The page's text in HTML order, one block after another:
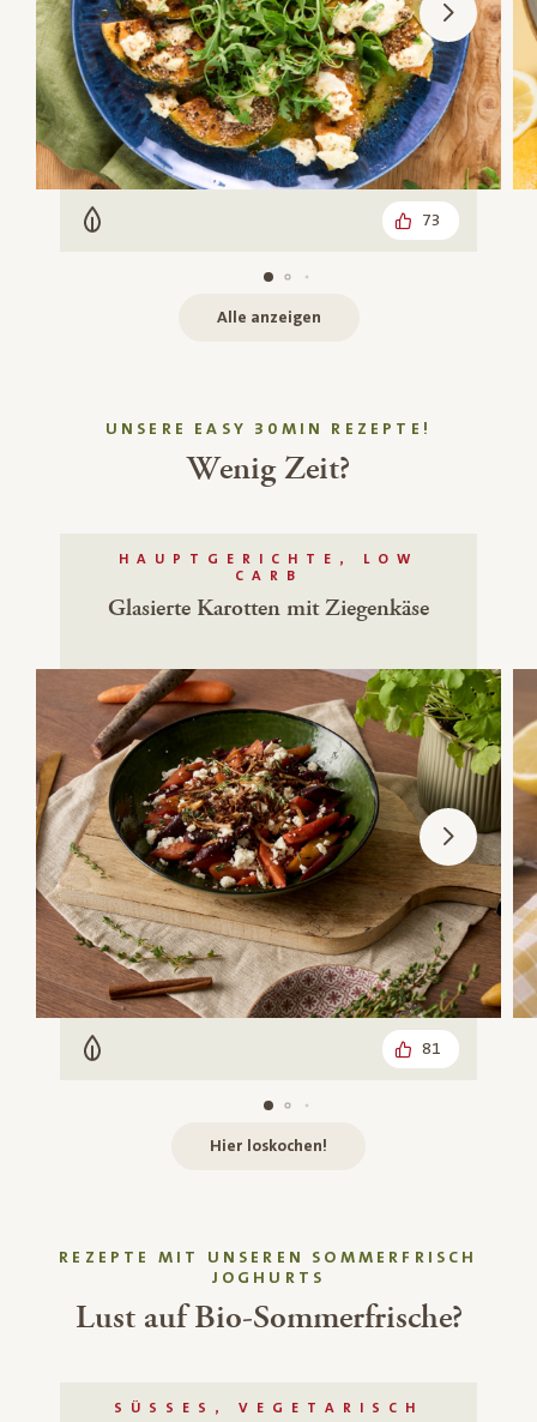
Vegetarisch 73
Alle anzeigen
UNSERE EASY 30MIN REZEPTE!
Wenig Zeit?
HAUPTGERICHTE, LOW
CARB
Glasierte Karotten mit Ziegenkäse
Vegetarisch 81
Hier loskochen!
REZEPTE MIT UNSEREN SOMMERFRISCH
JOGHURTS
Lust auf Bio-Sommerfrische?
SÜSSES, VEGETARISCH